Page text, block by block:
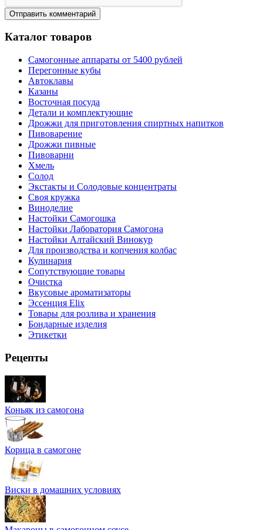
Каталог товаров
Самогонные аппараты от 5400 рублей
Перегонные кубы
Автоклавы
Казаны
Восточная посуда
Детали и комплектующие
Дрожжи для приготовления спиртных напитков
Пивоварение
Дрожжи пивные
Пивоварни
Хмель
Солод
Экстакты и Солодовые концентраты
Своя кружка
Виноделие
Настойки Самогошка
Настойки Лаборатория Самогона
Настойки Алтайский Винокур
Для производства и копчения колбас
Кулинария
Сопутствующие товары
Очистка
Вкусовые ароматизаторы
Эссенция Elix
Товары для розлива и хранения
Бондарные изделия
Этикетки
Рецепты
Коньяк из самогона
Корица в самогоне
Виски в домашних условиях